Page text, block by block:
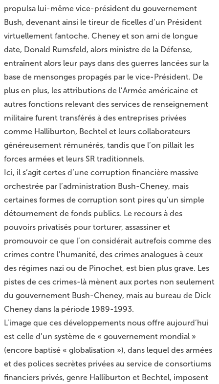
propulsa lui-même vice-président du gouvernement
Bush, devenant ainsi le tireur de ficelles d’un Président
virtuellement fantoche. Cheney et son ami de longue
date, Donald Rumsfeld, alors ministre de la Défense,
entraînent alors leur pays dans des guerres lancées sur la
base de mensonges propagés par le vice-Président. De
plus en plus, les attributions de l’Armée américaine et
autres fonctions relevant des services de renseignement
militaire furent transférés à des entreprises privées
comme Halliburton, Bechtel et leurs collaborateurs
généreusement rémunérés, tandis que l’on pillait les
forces armées et leurs SR traditionnels.
Ici, il s’agit certes d’une corruption financière massive
orchestrée par l’administration Bush-Cheney, mais
certaines formes de corruption sont pires qu’un simple
détournement de fonds publics. Le recours à des
pouvoirs privatisés pour torturer, assassiner et
promouvoir ce que l’on considérait autrefois comme des
crimes contre l’humanité, des crimes analogues à ceux
des régimes nazi ou de Pinochet, est bien plus grave. Les
pistes de ces crimes-là mènent aux portes non seulement
du gouvernement Bush-Cheney, mais au bureau de Dick
Cheney dans la période 1989-1993.
L’image que ces développements nous offre aujourd’hui
est celle d’un système de « gouvernement mondial »
(encore baptisé « globalisation »), dans lequel des armées
et des polices secrètes privées au service de consortiums
financiers privés, genre Halliburton et Bechtel, imposent